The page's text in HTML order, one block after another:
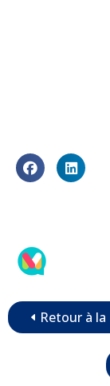
Retour à